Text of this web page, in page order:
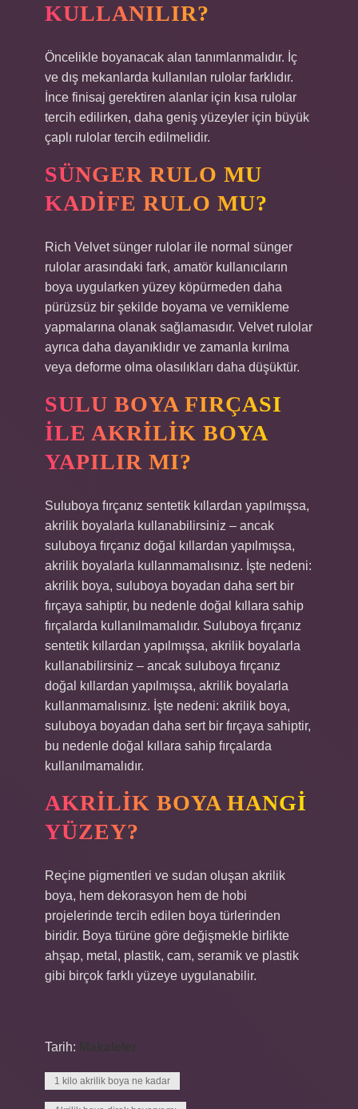
KULLANILIR?
Öncelikle boyanacak alan tanımlanmalıdır. İç
ve dış mekanlarda kullanılan rulolar farklıdır.
İnce finisaj gerektiren alanlar için kısa rulolar
tercih edilirken, daha geniş yüzeyler için büyük
çaplı rulolar tercih edilmelidir.
SÜNGER RULO MU
KADIFE RULO MU?
Rich Velvet sünger rulolar ile normal sünger
rulolar arasındaki fark, amatör kullanıcıların
boya uygularken yüzey köpürmeden daha
pürüzsüz bir şekilde boyama ve vernikleme
yapmalarına olanak sağlamasıdır. Velvet rulolar
ayrıca daha dayanıklıdır ve zamanla kırılma
veya deforme olma olasılıkları daha düşüktür.
SULU BOYA FIRÇASI
ILE AKRILIK BOYA
YAPILIR MI?
Suluboya fırçanız sentetik kıllardan yapılmışsa,
akrilik boyalarla kullanabilirsiniz – ancak
suluboya fırçanız doğal kıllardan yapılmışsa,
akrilik boyalarla kullanmamalısınız. İşte nedeni:
akrilik boya, suluboya boyadan daha sert bir
fırçaya sahiptir, bu nedenle doğal kıllara sahip
fırçalarda kullanılmamalıdır. Suluboya fırçanız
sentetik kıllardan yapılmışsa, akrilik boyalarla
kullanabilirsiniz – ancak suluboya fırçanız
doğal kıllardan yapılmışsa, akrilik boyalarla
kullanmamalısınız. İşte nedeni: akrilik boya,
suluboya boyadan daha sert bir fırçaya sahiptir,
bu nedenle doğal kıllara sahip fırçalarda
kullanılmamalıdır.
AKRILIK BOYA HANGI
YÜZEY?
Reçine pigmentleri ve sudan oluşan akrilik
boya, hem dekorasyon hem de hobi
projelerinde tercih edilen boya türlerinden
biridir. Boya türüne göre değişmekle birlikte
ahşap, metal, plastik, cam, seramik ve plastik
gibi birçok farklı yüzeye uygulanabilir.
Tarih:
1 kilo akrilik boya ne kadar